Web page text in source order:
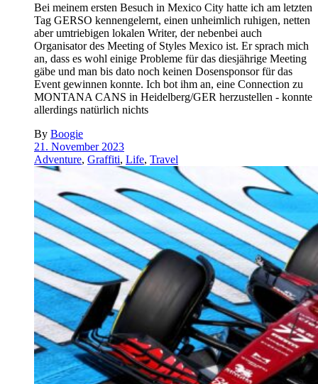
Bei meinem ersten Besuch in Mexico City hatte ich am letzten
Tag GERSO kennengelernt, einen unheimlich ruhigen, netten
aber umtriebigen lokalen Writer, der nebenbei auch
Organisator des Meeting of Styles Mexico ist. Er sprach mich
an, dass es wohl einige Probleme für das diesjährige Meeting
gäbe und man bis dato noch keinen Dosensponsor für das
Event gewinnen konnte. Ich bot ihm an, eine Connection zu
MONTANA CANS in Heidelberg/GER herzustellen - konnte
allerdings natürlich nichts
By Boogie
21. November 2023
Adventure, Graffiti, Life, Travel